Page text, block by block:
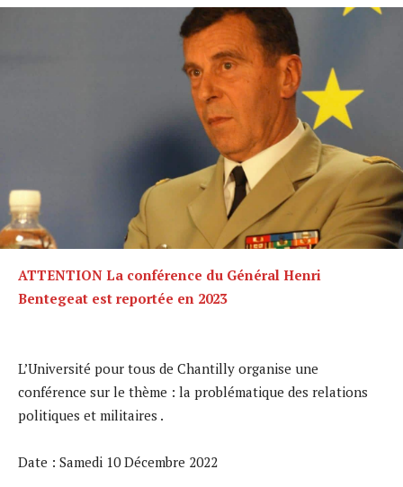
ATTENTION La conférence du Général Henri
Bentegeat est reportée en 2023
L’Université pour tous de Chantilly organise une
conférence sur le thème : la problématique des relations
politiques et militaires .
Date : Samedi 10 Décembre 2022